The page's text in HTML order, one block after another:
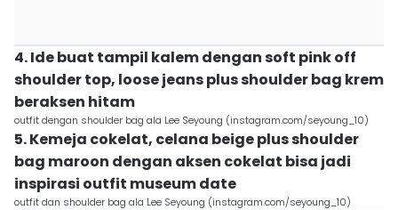
4. Ide buat tampil kalem dengan soft pink off
shoulder top, loose jeans plus shoulder bag krem
beraksen hitam
outfit dengan shoulder bag ala Lee Seyoung (instagram.com/seyoung_10)
5. Kemeja cokelat, celana beige plus shoulder
bag maroon dengan aksen cokelat bisa jadi
inspirasi outfit museum date
outfit dan shoulder bag ala Lee Seyoung (instagram.com/seyoung_10)